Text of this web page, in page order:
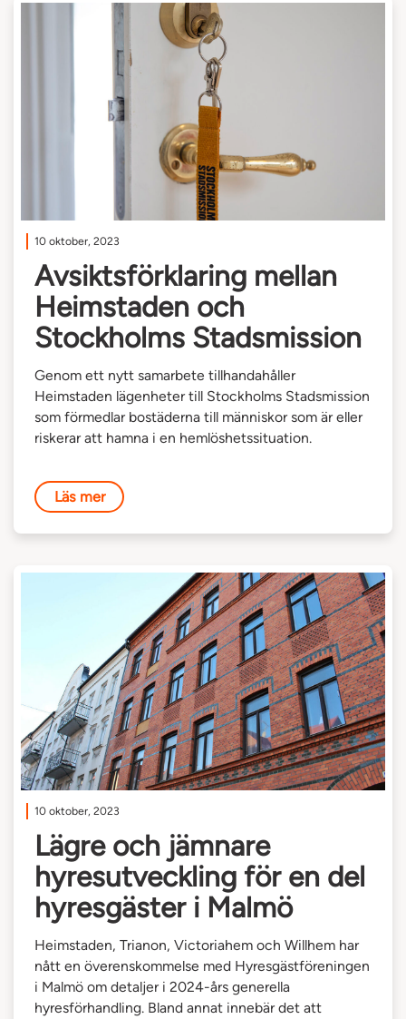
10 oktober, 2023
Avsiktsförklaring mellan
Heimstaden och
Stockholms Stadsmission
Genom ett nytt samarbete tillhandahåller
Heimstaden lägenheter till Stockholms Stadsmission
som förmedlar bostäderna till människor som är eller
riskerar att hamna i en hemlöshetssituation.
Läs mer
10 oktober, 2023
Lägre och jämnare
hyresutveckling för en del
hyresgäster i Malmö
Heimstaden, Trianon, Victoriahem och Willhem har
nått en överenskommelse med Hyresgästföreningen
i Malmö om detaljer i 2024-års generella
hyresförhandling. Bland annat innebär det att